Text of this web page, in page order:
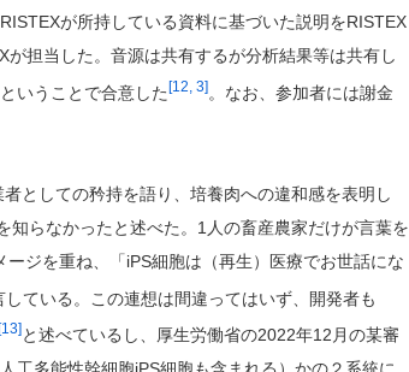
が所持している資料に基づいた説明をRISTEX
担当した。音源は共有するが分析結果等は共有し
いうことで合意した [12, 3]。なお、参加者には謝金
としての矜持を語り、培養肉への違和感を表明し
らなかったと述べた。1人の畜産農家だけが言葉を
ジを重ね、「iPS細胞は（再生）医療でお世話にな
している。この連想は間違ってはいず、開発者も
[13]と述べているし、厚生労働省の2022年12月の某審